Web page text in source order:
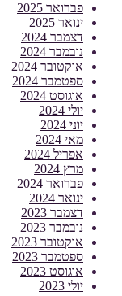
פברואר 2025
ינואר 2025
דצמבר 2024
נובמבר 2024
אוקטובר 2024
ספטמבר 2024
אוגוסט 2024
יולי 2024
יוני 2024
מאי 2024
אפריל 2024
מרץ 2024
פברואר 2024
ינואר 2024
דצמבר 2023
נובמבר 2023
אוקטובר 2023
ספטמבר 2023
אוגוסט 2023
יולי 2023